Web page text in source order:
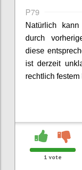
P79
Natürlich
durch
diese
ist derzeit
rechtlich festem
1 vote